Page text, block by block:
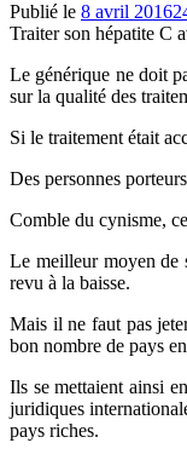
Publié le 8 avril 2016
Traiter son hépatite C
Le générique ne doit
sur la qualité des
Si le traitement était
Des personnes
Comble du cynisme,
Le meilleur moyen de
revu à la baisse.
Mais il ne faut pas
bon nombre de pays
Ils se mettaient ainsi
juridiques
pays riches.